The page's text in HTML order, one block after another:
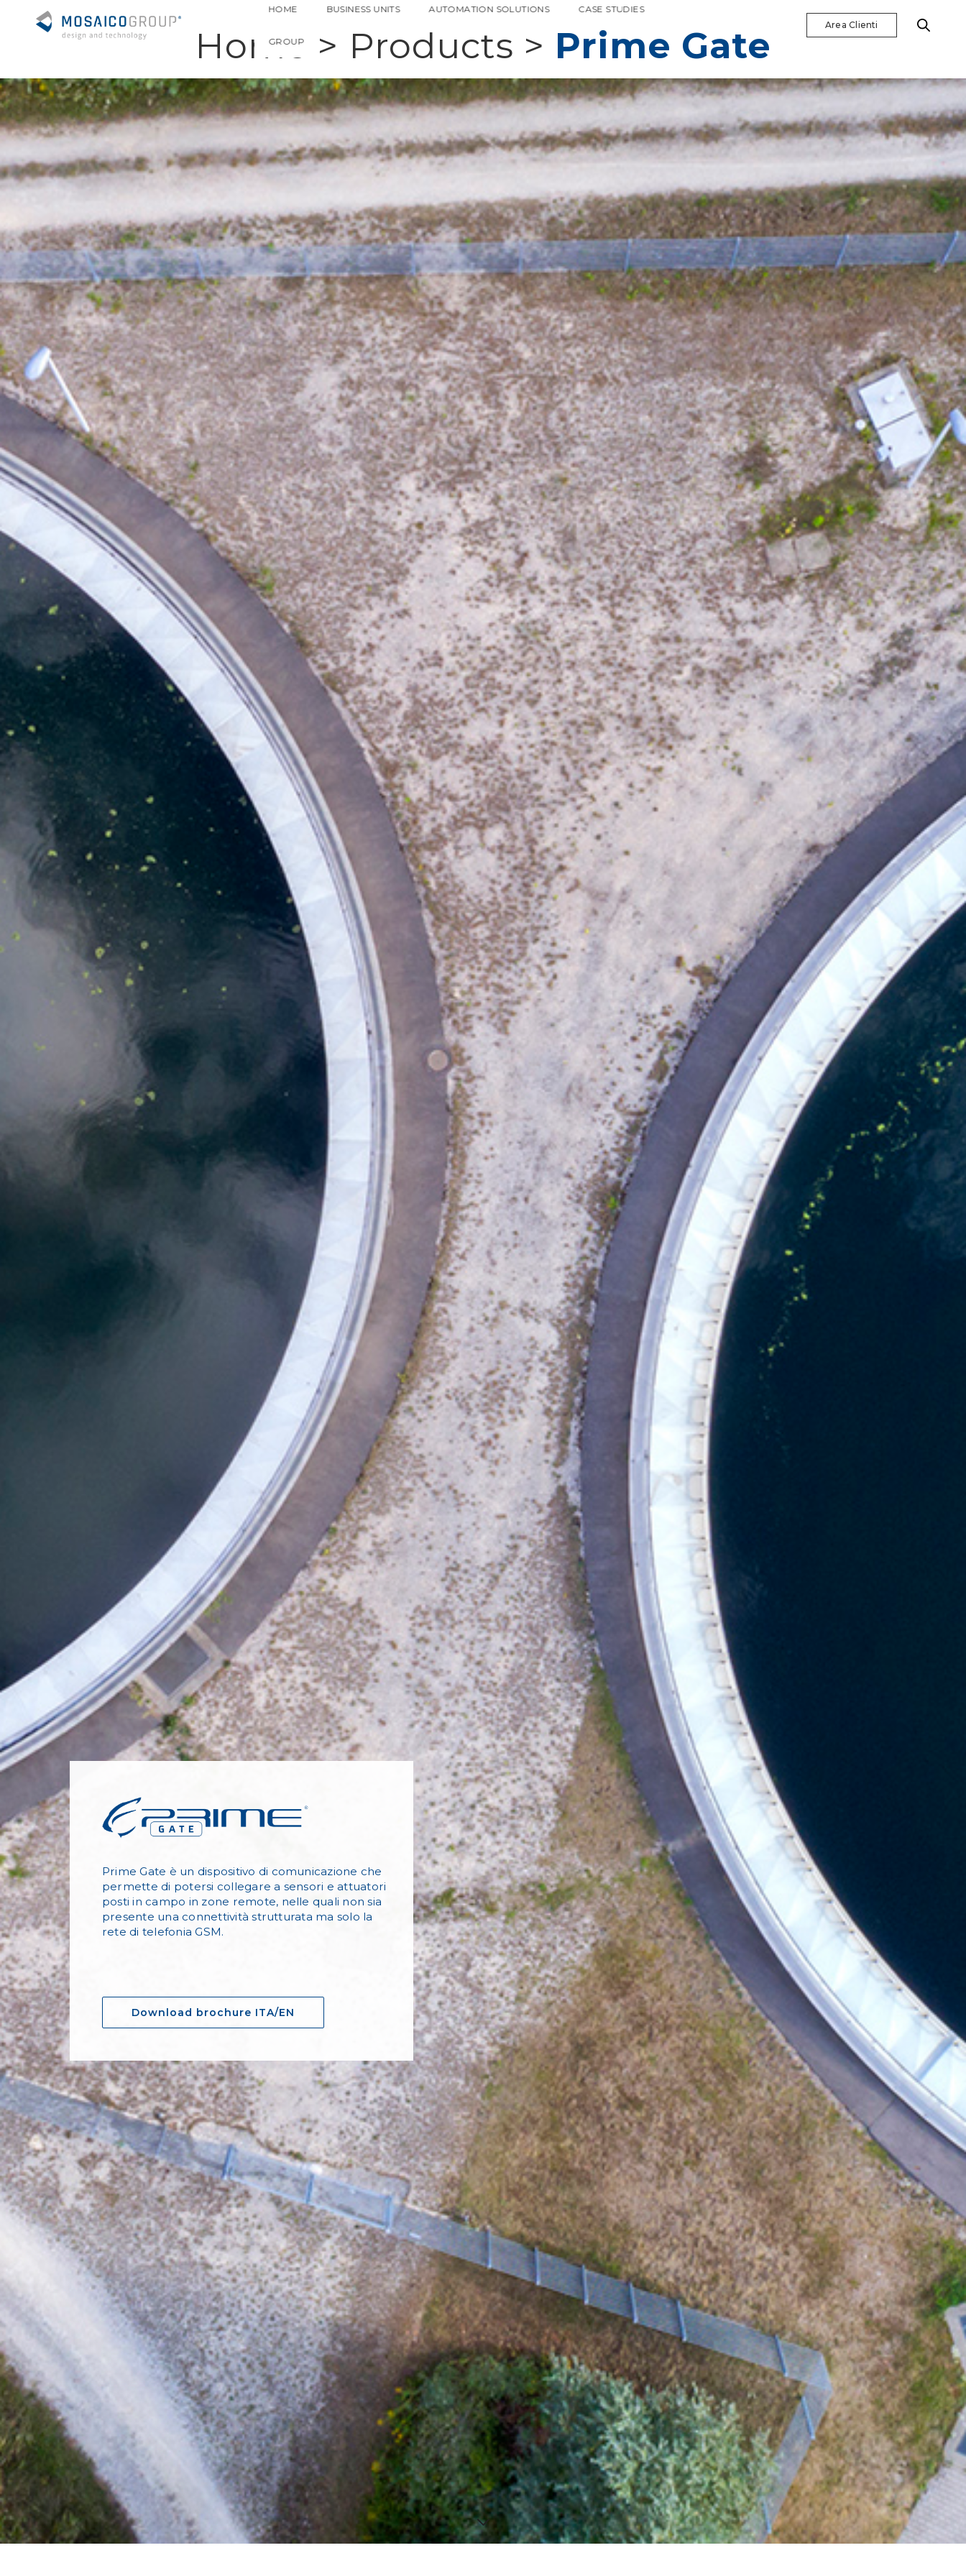
HOME BUSINESS UNITS AUTOMATION SOLUTIONS CASE STUDIES
GROUP
Area Clienti
Home > Products > Prime Gate
Prime Gate è un dispositivo di comunicazione che
permette di potersi collegare a sensori e attuatori
posti in campo in zone remote, nelle quali non sia
presente una connettività strutturata ma solo la
rete di telefonia GSM.
Download brochure ITA/EN